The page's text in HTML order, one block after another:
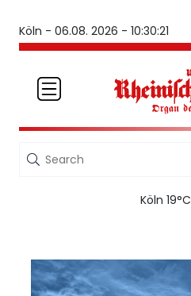
Köln - 06.08. 2026 - 10:30:21
Köln 19°C